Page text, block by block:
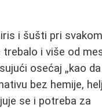
i šušti pri
i više od
osećaj „kao
bez hemije,
se i potreba za